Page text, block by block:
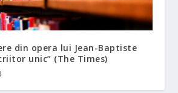
din opera lui Jean-Baptiste
unic” (The Times)